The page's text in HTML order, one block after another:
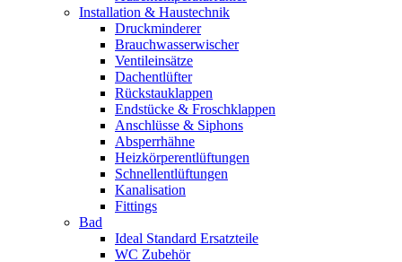
Installation & Haustechnik
Druckminderer
Brauchwasserwischer
Ventileinsätze
Dachentlüfter
Rückstauklappen
Endstücke & Froschklappen
Anschlüsse & Siphons
Absperrhähne
Heizkörperentlüftungen
Schnellentlüftungen
Kanalisation
Fittings
Bad
Ideal Standard Ersatzteile
WC Zubehör